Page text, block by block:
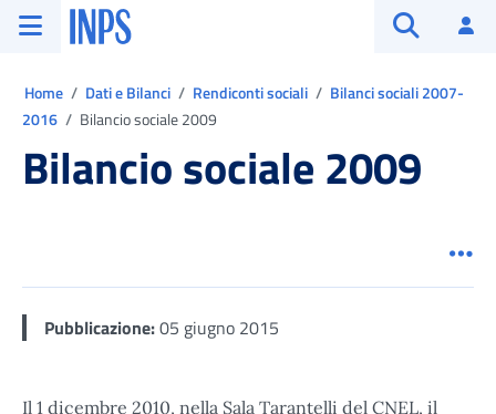
Vai al menu principale
Vai al contenuto principale
Vai al pie' di pagina
INPS ()
Home Dati e Bilanci Rendiconti sociali
Bilanci sociali 2007-
2016
Bilancio sociale 2009
Bilancio sociale 2009
Pubblicazione:05 giugno 2015
Il 1 dicembre 2010, nella Sala Tarantelli del CNEL, il